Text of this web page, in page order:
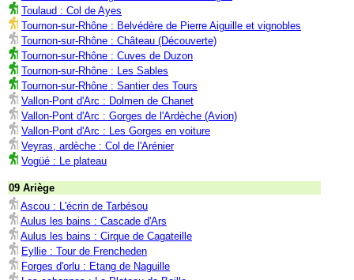
Toulaud : Col de Ayes
Tournon-sur-Rhône : Belvédère de Pierre Aiguille et vignobles
Tournon-sur-Rhône : Château (Découverte)
Tournon-sur-Rhône : Cuves de Duzon
Tournon-sur-Rhône : Les Sables
Tournon-sur-Rhône : Santier des Tours
Vallon-Pont d'Arc : Dolmen de Chanet
Vallon-Pont d'Arc : Gorges de l'Ardèche (Avion)
Vallon-Pont d'Arc : Les Gorges en voiture
Veyras, ardèche : Col de l'Arénier
Vogüé : Le plateau
09 Ariège
Ascou : L'écrin de Tarbésou
Aulus les bains : Cascade d'Ars
Aulus les bains : Cirque de Cagateille
Eyllie : Tour de Frencheden
Forges d'orlu : Etang de Naguille